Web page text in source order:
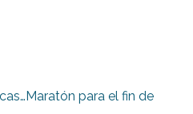
para el fin de